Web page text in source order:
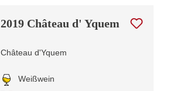
2019 Château d' Yquem
Château d'Yquem
Weißwein